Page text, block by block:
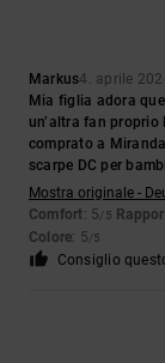
Markus4. aprile
Mia figlia adora
un’altra fan proprio
comprato a
scarpe DC per
Mostra originale -
Comfort: 5/5
Colore: 5/5
Consiglio